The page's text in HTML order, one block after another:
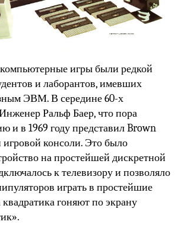
игры были редкой
и лаборантов, имевших
ЭВМ. В середине 60-х
Ральф Баер, что пора
и в 1969 году представил Brown
игровой консоли. Это было
на простейшей дискретной
к телевизору и позволяло
играть в простейшие
гоняют по экрану